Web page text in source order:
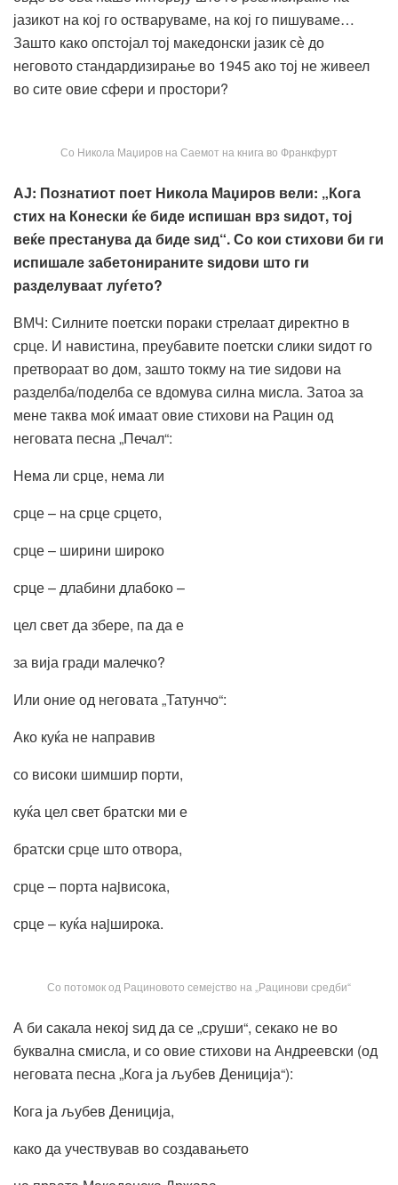
јазикот на кој го остваруваме, на кој го пишуваме…
Зашто како опстојал тој македонски јазик сѐ до
неговото стандардизирање во 1945 ако тој не живеел
во сите овие сфери и простори?
Со Никола Маџиров на Саемот на книга во Франкфурт
АЈ: Познатиот поет Никола Маџирoв вели: „Кога
стих на Конески ќе биде испишан врз ѕидот, тој
веќе престанува да биде ѕид“. Со кои стихови би ги
испишале забетонираните ѕидови што ги
разделуваат луѓето?
ВМЧ: Силните поетски пораки стрелаат директно в
срце. И навистина, преубавите поетски слики ѕидот го
претвораат во дом, зашто токму на тие ѕидови на
разделба/поделба се вдомува силна мисла. Затоа за
мене таква моќ имаат овие стихови на Рацин од
неговата песна „Печал“:
Нема ли срце, нема ли
срце – на срце срцето,
срце – ширини широко
срце – длабини длабоко –
цел свет да збере, па да е
за вија гради малечко?
Или оние од неговата „Татунчо“:
Ако куќа не направив
со високи шимшир порти,
куќа цел свет братски ми е
братски срце што отвора,
срце – порта наjвисока,
срце – куќа наjширока.
Со потомок од Рациновото семејство на „Рацинови средби“
А би сакала некој ѕид да се „сруши“, секако не во
буквална смисла, и со овие стихови на Андреевски (од
неговата песна „Кога ја љубев Дениција“):
Кога ја љубев Дениција,
како да учествував во создавањето